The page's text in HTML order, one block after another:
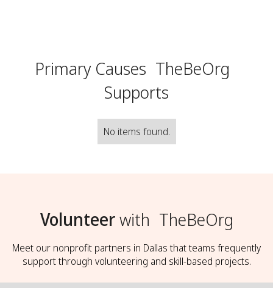
Primary Causes TheBeOrg
Supports
No items found.
Volunteerwith TheBeOrg
Meet our nonprofit partners in Dallas that teams frequently
support through volunteering and skill-based projects.